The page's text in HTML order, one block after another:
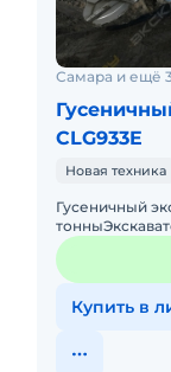
Самара и ещё
CLG933E
Новая техника
Гусеничный
Это мощные,
Купить в